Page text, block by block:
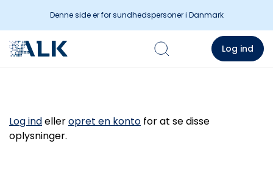
Denne side er for sundhedspersoner i Danmark
Log ind
Log indelleropret en konto for at se disse
oplysninger.